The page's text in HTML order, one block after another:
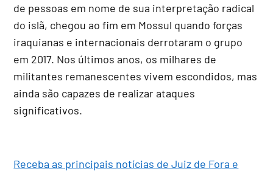
de pessoas em nome de sua interpretação radical
do islã, chegou ao fim em Mossul quando forças
iraquianas e internacionais derrotaram o grupo
em 2017. Nos últimos anos, os milhares de
militantes remanescentes vivem escondidos, mas
ainda são capazes de realizar ataques
significativos.
Receba as principais notícias de Juiz de Fora e